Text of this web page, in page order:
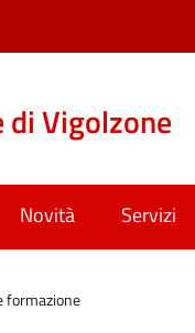
di Vigolzone
Novità Servizi
formazione